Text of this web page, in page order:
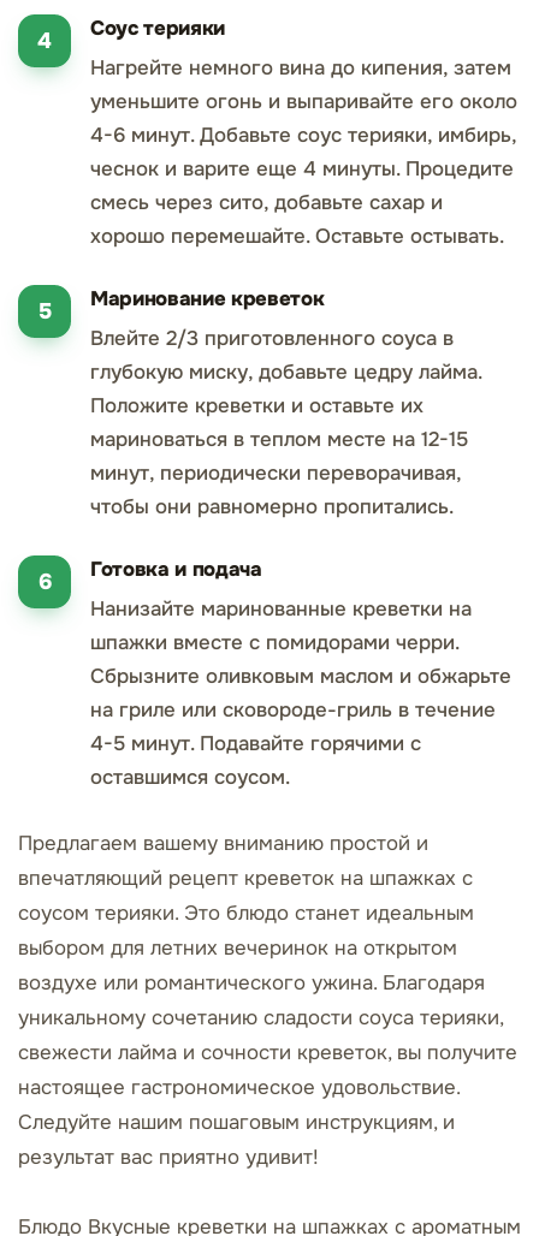
Соус терияки
Нагрейте немного вина до кипения, затем
уменьшите огонь и выпаривайте его около
4-6 минут. Добавьте соус терияки, имбирь,
чеснок и варите еще 4 минуты. Процедите
смесь через сито, добавьте сахар и
хорошо перемешайте. Оставьте остывать.
Маринование креветок
Влейте 2/3 приготовленного соуса в
глубокую миску, добавьте цедру лайма.
Положите креветки и оставьте их
мариноваться в теплом месте на 12-15
минут, периодически переворачивая,
чтобы они равномерно пропитались.
Готовка и подача
Нанизайте маринованные креветки на
шпажки вместе с помидорами черри.
Сбрызните оливковым маслом и обжарьте
на гриле или сковороде-гриль в течение
4-5 минут. Подавайте горячими с
оставшимся соусом.
Предлагаем вашему вниманию простой и
впечатляющий рецепт креветок на шпажках с
соусом терияки. Это блюдо станет идеальным
выбором для летних вечеринок на открытом
воздухе или романтического ужина. Благодаря
уникальному сочетанию сладости соуса терияки,
свежести лайма и сочности креветок, вы получите
настоящее гастрономическое удовольствие.
Следуйте нашим пошаговым инструкциям, и
результат вас приятно удивит!
Блюдо Вкусные креветки на шпажках с ароматным